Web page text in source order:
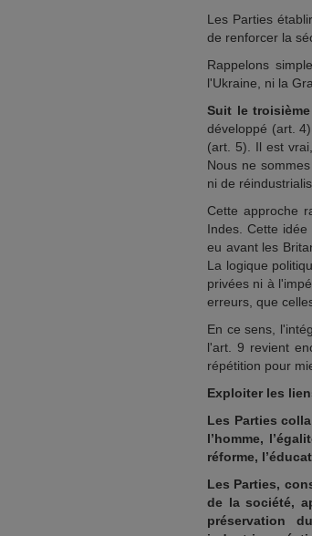
Les Parties
de renforcer la
Rappelons
l'Ukraine, ni la
Suit le
développé (art.
(art. 5). Il est
Nous ne
ni de
Cette approche
Indes. Cette
eu avant les
La logique
privées ni à
erreurs, que
En ce sens,
l'art. 9 revient
répétition pour
Exploiter les
Les Parties
l’homme,
réforme,
Les Parties,
de la société,
préservation